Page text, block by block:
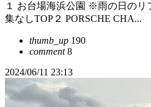
１ お台場海浜公園 ※雨の日の
集なしTOP２ PORSCHE CHA...
thumb_up 190
comment8
2024/06/11 23:13